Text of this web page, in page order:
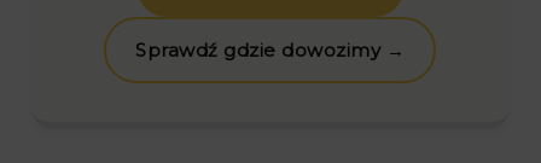
Sprawdź gdzie dowozimy →